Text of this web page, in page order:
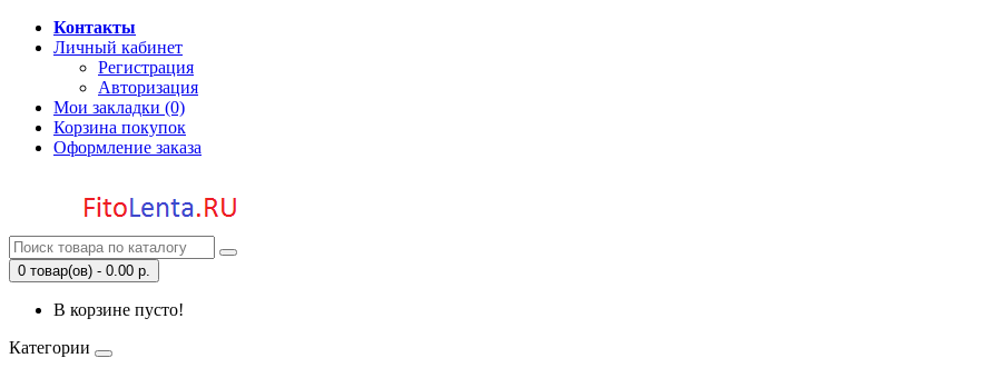
Контакты
Личный кабинет
Регистрация
Авторизация
Мои закладки (0)
Корзина покупок
Оформление заказа
0 товар(ов) - 0.00 р.
В корзине пусто!
Категории